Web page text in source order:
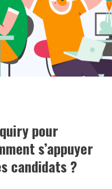
pour
s’appuyer
candidats ?